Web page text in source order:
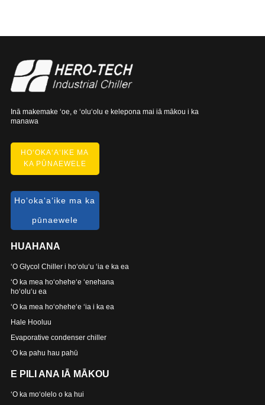
Inā makemake ʻoe, e ʻoluʻolu e kelepona mai iā mākou i ka
manawa
HOʻOKAʻAʻIKE MA
KA PŪNAEWELE
Hoʻokaʻaʻike ma ka
pūnaewele
HUAHANA
ʻO Glycol Chiller i hoʻoluʻu ʻia e ka ea
ʻO ka mea hoʻoheheʻe ʻenehana
hoʻoluʻu ea
ʻO ka mea hoʻoheheʻe ʻia i ka ea
Hale Hooluu
Evaporative condenser chiller
ʻO ka pahu hau pahū
E PILI ANA IĀ MĀKOU
ʻO ka moʻolelo o ka hui